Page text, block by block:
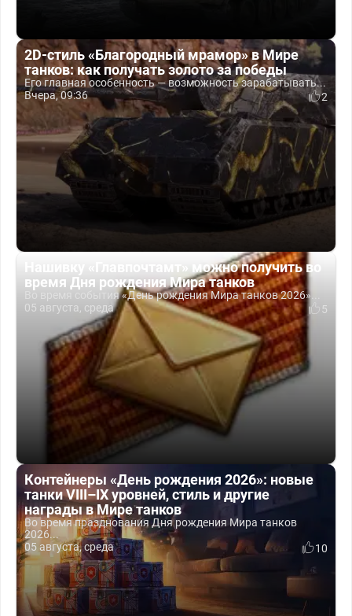
2D-стиль «Благородный мрамор» в Мире
танков: как получать золото за победы
Его главная особенность — возможность зарабатывать...
Вчера, 09:36
2
Нашивку «Главпочтамт» можно получить во
время Дня рождения Мира танков
Во время события «День рождения Мира танков 2026»...
05 августа, среда
5
Контейнеры «День рождения 2026»: новые
танки VIII–IX уровней, стиль и другие
награды в Мире танков
Во время празднования Дня рождения Мира танков
2026...
05 августа, среда
10